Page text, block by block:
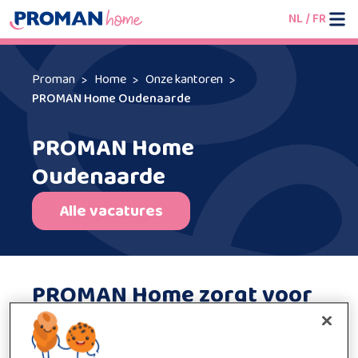
NL/FR
Proman Home
Onze kantoren
PROMAN Home Oudenaarde
PROMAN Home
Oudenaarde
Alle vacatures
PROMAN Home zorgt voor
jouw familiegeluk!